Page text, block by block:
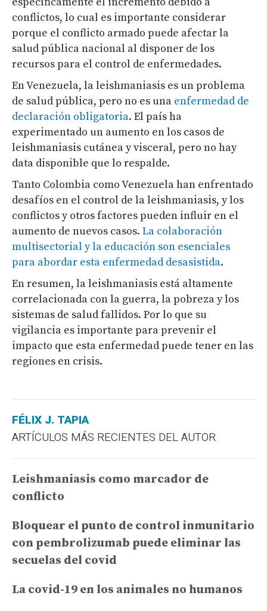
conflictos, lo cual es importante considerar
porque el conflicto armado puede afectar la
salud pública nacional al disponer de los
recursos para el control de enfermedades.
En Venezuela, la leishmaniasis es un problema
de salud pública, pero no es una enfermedad de
declaración obligatoria. El país ha
experimentado un aumento en los casos de
leishmaniasis cutánea y visceral, pero no hay
data disponible que lo respalde.
Tanto Colombia como Venezuela han enfrentado
desafíos en el control de la leishmaniasis, y los
conflictos y otros factores pueden influir en el
aumento de nuevos casos. La colaboración
multisectorial y la educación son esenciales
para abordar esta enfermedad desasistida.
En resumen, la leishmaniasis está altamente
correlacionada con la guerra, la pobreza y los
sistemas de salud fallidos. Por lo que su
vigilancia es importante para prevenir el
impacto que esta enfermedad puede tener en las
regiones en crisis.
FÉLIX J. TAPIA
ARTÍCULOS MÁS RECIENTES DEL AUTOR
Leishmaniasis como marcador de
conflicto
Bloquear el punto de control inmunitario
con pembrolizumab puede eliminar las
secuelas del covid
La covid-19 en los animales no humanos